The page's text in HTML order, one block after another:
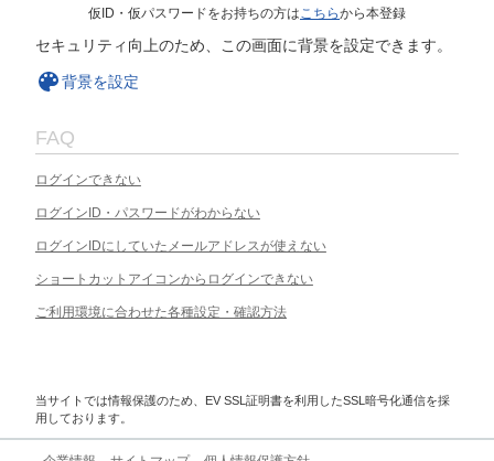
仮ID・仮パスワードをお持ちの方はこちらから本登録
セキュリティ向上のため、この画面に背景を設定できます。
背景を設定
FAQ
ログインできない
ログインID・パスワードがわからない
ログインIDにしていたメールアドレスが使えない
ショートカットアイコンからログインできない
ご利用環境に合わせた各種設定・確認方法
当サイトでは情報保護のため、EV SSL証明書を利用したSSL暗号化通信を採
用しております。